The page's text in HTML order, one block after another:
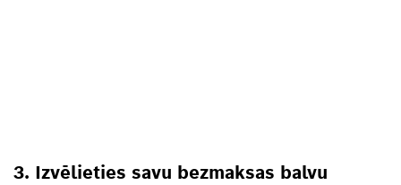
3. Izvēlieties savu bezmaksas balvu